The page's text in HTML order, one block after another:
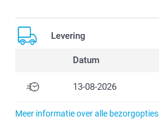
Levering
Datum
13-08-2026
Meer informatie over alle bezorgopties